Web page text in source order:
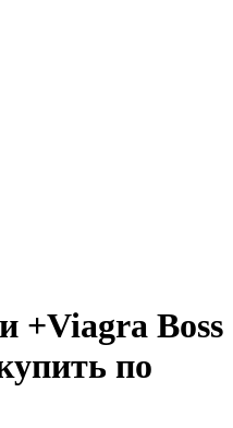
+Viagra Boss
по